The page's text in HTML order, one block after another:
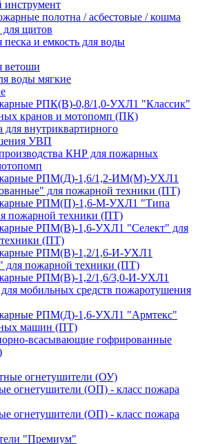
полотна / асбестовые / кошма
для щитов
и емкость для воды
ветоши
воды мягкие
РПК(В)-0,8/1,0-УХЛ1 "Классик"
кранов и мотопомп (ПК)
для внутриквартирного
УВП
КНР для пожарных
РПМ(Д)-1,6/1,2-ИМ(M)-УХЛ1
для пожарной техники (ПТ)
РПМ(П)-1,6-М-УХЛ1 "Типа
пожарной техники (ПТ)
РПМ(В)-1,6-УХЛ1 "Селект" для
(ПТ)
РПМ(В)-1,2/1,6-И-УХЛ1
для пожарной техники (ПТ)
РПМ(В)-1,2/1,6/3,0-И-УХЛ1
мобильных средств пожаротушения
РПМ(Д)-1,6-УХЛ1 "Армтекс"
машин (ПТ)
всасывающие гофрированные
огнетушители (ОУ)
огнетушители (ОП) - класс пожара
огнетушители (ОП) - класс пожара
"Премиум"